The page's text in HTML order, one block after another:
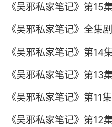
《吴邪私家笔记》第15
《吴邪私家笔记》全集
《吴邪私家笔记》第14
《吴邪私家笔记》第13
《吴邪私家笔记》第11
《吴邪私家笔记》第12